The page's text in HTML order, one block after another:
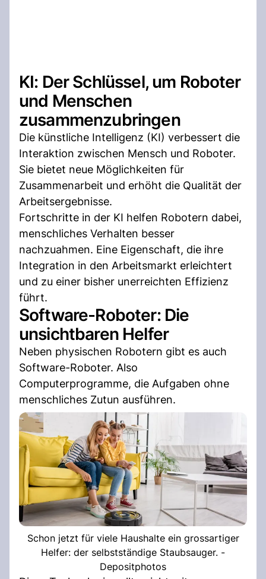
KI: Der Schlüssel, um Roboter
und Menschen
zusammenzubringen
Die künstliche Intelligenz (KI) verbessert die
Interaktion zwischen Mensch und Roboter.
Sie bietet neue Möglichkeiten für
Zusammenarbeit und erhöht die Qualität der
Arbeitsergebnisse.
Fortschritte in der KI helfen Robotern dabei,
menschliches Verhalten besser
nachzuahmen. Eine Eigenschaft, die ihre
Integration in den Arbeitsmarkt erleichtert
und zu einer bisher unerreichten Effizienz
führt.
Software-Roboter: Die
unsichtbaren Helfer
Neben physischen Robotern gibt es auch
Software-Roboter. Also
Computerprogramme, die Aufgaben ohne
menschliches Zutun ausführen.
Schon jetzt für viele Haushalte ein grossartiger
Helfer: der selbstständige Staubsauger. -
Depositphotos